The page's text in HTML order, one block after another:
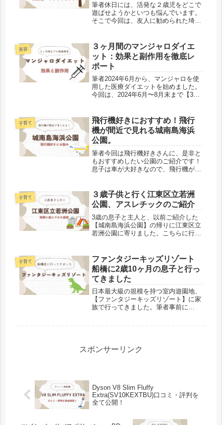
筆者休日には、活発な２歳児をどこで
遊ばせようかといつも悩んでいます。
そこで今回は、友人に勧められた埼玉
た私は実家が埼玉県のため、両親から
も”こんな遊び場ができらたしい”と...
美容
３ヶ月間のマンジャロダイエ
ット：効果と副作用を徹底レ
ポート
筆者2024年6月から、マンジャロを使
用した医療ダイエットを始めました。
今回は、2024年6月〜8月末まで【3ヶ
ルな体験をもとに、”マンジャロダイ
エット”の実際をお伝えした...
子育て
飛行機好きにおすすめ！飛行
機が間近で見れる城南島海浜
公園。
筆者今回は飛行機好きさんに、是非と
もおすすめしたい公園のご紹介です！
息子は車が大好きなので、飛行機が好
囲が広がり、電車では行きにくいよう
な場所も行けるようになたっため、兼
ね...
子育て
３歳子供と行く江東区立若洲
公園、アスレチックのご紹介
3歳の息子と主人と、以前ご紹介した
【城南島海浜公園】の帰りに江東区立
若洲公園に寄りました。こちらに行っ
は祝日の夕方に行ったので、前回とは
打って変わってかなり混み合っていま
し...
子育て
ファンタジーキッズリゾート
船橋に2歳10ヶ月の息子と行っ
てきました
日本最大級の規模を持つ室内遊園地、
【ファンタジーキッズリゾート】に家
族で行ってきました。筆者事前に
子...
スポンサーリンク
Dyson V8 Slim Fluffy
Extra(SV10KEXTBU)口コミ・評判を
全て公開！